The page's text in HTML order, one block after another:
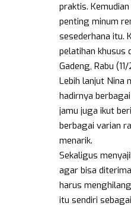
praktis.
penting minum
sesederhana itu.
pelatihan khusus
Gadeng, Rabu
Lebih lanjut Nina
hadirnya
jamu juga ikut
berbagai varian
menarik.
Sekaligus
agar bisa
harus
itu sendiri